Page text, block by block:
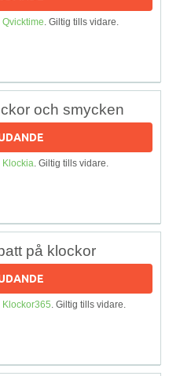
Qvicktime. Giltig tills vidare.
och smycken
Klockia. Giltig tills vidare.
på klockor
Klockor365. Giltig tills vidare.